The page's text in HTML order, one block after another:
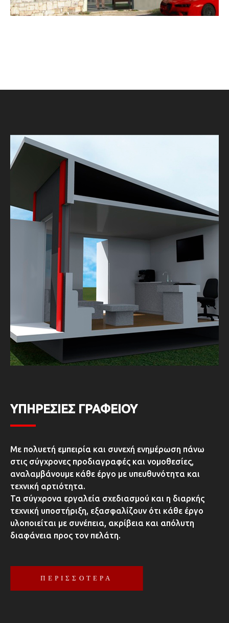
ΥΠΗΡΕΣΙΕΣ ΓΡΑΦΕΙΟΥ
Με πολυετή εμπειρία και συνεχή ενημέρωση πάνω
στις σύγχρονες προδιαγραφές και νομοθεσίες,
αναλαμβάνουμε κάθε έργο με υπευθυνότητα και
τεχνική αρτιότητα.
Τα σύγχρονα εργαλεία σχεδιασμού και η διαρκής
τεχνική υποστήριξη, εξασφαλίζουν ότι κάθε έργο
υλοποιείται με συνέπεια, ακρίβεια και απόλυτη
διαφάνεια προς τον πελάτη.
ΠΕΡΙΣΣΟΤΕΡΑ